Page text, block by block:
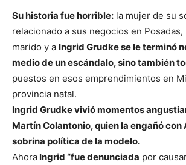
Su historia fue horrible: la mujer de su
relacionado a sus negocios en
marido y a Ingrid Grudke se le terminó
medio de un escándalo, sino también
puestos en esos emprendimientos en
provincia natal.
Ingrid Grudke vivió momentos
Martín Colantonio, quien la engañó con
sobrina política de la modelo.
Ahora Ingrid “fue denunciada por